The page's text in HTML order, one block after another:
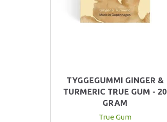
TYGGEGUMMI GINGER &
TURMERIC TRUE GUM - 20
GRAM
True Gum